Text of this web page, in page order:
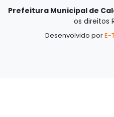
Prefeitura Municipal de
os direitos
Desenvolvido porE-